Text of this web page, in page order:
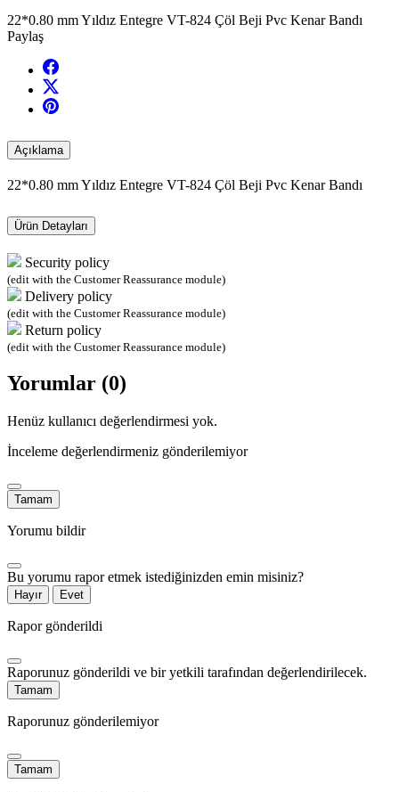
22*0.80 mm Yıldız Entegre VT-824 Çöl Beji Pvc Kenar Bandı
Paylaş
Açıklama
22*0.80 mm Yıldız Entegre VT-824 Çöl Beji Pvc Kenar Bandı
Ürün Detayları
Security policy
(edit with the Customer Reassurance module)
Delivery policy
(edit with the Customer Reassurance module)
Return policy
(edit with the Customer Reassurance module)
Yorumlar (0)
Henüz kullanıcı değerlendirmesi yok.
İnceleme değerlendirmeniz gönderilemiyor
Tamam
Yorumu bildir
Bu yorumu rapor etmek istediğinizden emin misiniz?
Hayır Evet
Rapor gönderildi
Raporunuz gönderildi ve bir yetkili tarafından değerlendirilecek.
Tamam
Raporunuz gönderilemiyor
Tamam